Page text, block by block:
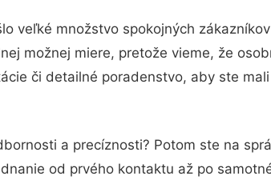
veľké množstvo spokojných
možnej miere, pretože vieme, že
či detailné poradenstvo, aby ste
a precíznosti? Potom ste na
od prvého kontaktu až po